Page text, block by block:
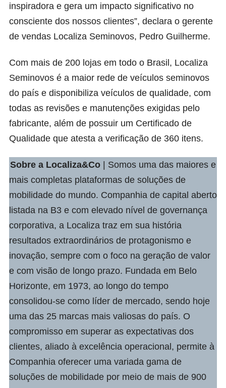
inspiradora e gera um impacto significativo no
consciente dos nossos clientes”, declara o gerente
de vendas Localiza Seminovos, Pedro Guilherme.
Com mais de 200 lojas em todo o Brasil, Localiza
Seminovos é a maior rede de veículos seminovos
do país e disponibiliza veículos de qualidade, com
todas as revisões e manutenções exigidas pelo
fabricante, além de possuir um Certificado de
Qualidade que atesta a verificação de 360 itens.
Sobre a Localiza&Co | Somos uma das maiores e
mais completas plataformas de soluções de
mobilidade do mundo. Companhia de capital aberto
listada na B3 e com elevado nível de governança
corporativa, a Localiza traz em sua história
resultados extraordinários de protagonismo e
inovação, sempre com o foco na geração de valor
e com visão de longo prazo. Fundada em Belo
Horizonte, em 1973, ao longo do tempo
consolidou-se como líder de mercado, sendo hoje
uma das 25 marcas mais valiosas do país. O
compromisso em superar as expectativas dos
clientes, aliado à excelência operacional, permite à
Companhia oferecer uma variada gama de
soluções de mobilidade por meio de mais de 900